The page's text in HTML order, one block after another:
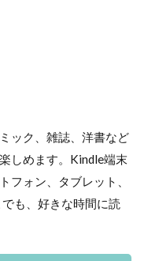
ック、雑誌、洋書など
しめます。Kindle端末
フォン、タブレット、
も、好きな時間に読